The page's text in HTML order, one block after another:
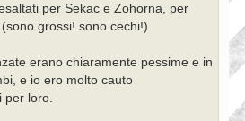
per Sekac e Zohorna, per
grossi! sono cechi!)
erano chiaramente pessime e in
e io ero molto cauto
per loro.